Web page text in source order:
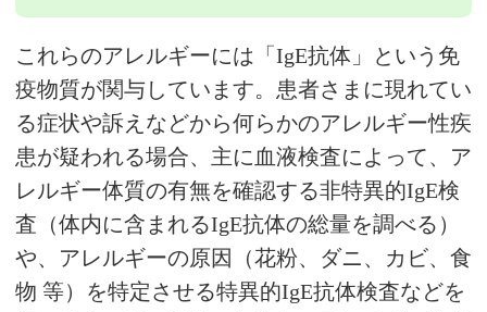
これらのアレルギーには「IgE抗体」という免
疫物質が関与しています。患者さまに現れてい
る症状や訴えなどから何らかのアレルギー性疾
患が疑われる場合、主に血液検査によって、ア
レルギー体質の有無を確認する非特異的IgE検
査（体内に含まれるIgE抗体の総量を調べる）
や、アレルギーの原因（花粉、ダニ、カビ、食
物 等）を特定させる特異的IgE抗体検査などを